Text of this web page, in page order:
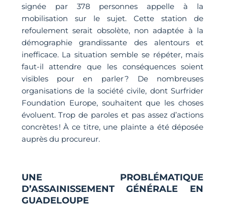
signée par 378 personnes appelle à la
mobilisation sur le sujet. Cette station de
refoulement serait obsolète, non adaptée à la
démographie grandissante des alentours et
inefficace. La situation semble se répéter, mais
faut-il attendre que les conséquences soient
visibles pour en parler ? De nombreuses
organisations de la société civile, dont Surfrider
Foundation Europe, souhaitent que les choses
évoluent. Trop de paroles et pas assez d’actions
concrètes ! À ce titre, une plainte a été déposée
auprès du procureur.
UNE PROBLÉMATIQUE
D’ASSAINISSEMENT GÉNÉRALE EN
GUADELOUPE